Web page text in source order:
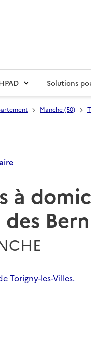
Solutions
Manche (50)
à
Torigny-les-Villes.